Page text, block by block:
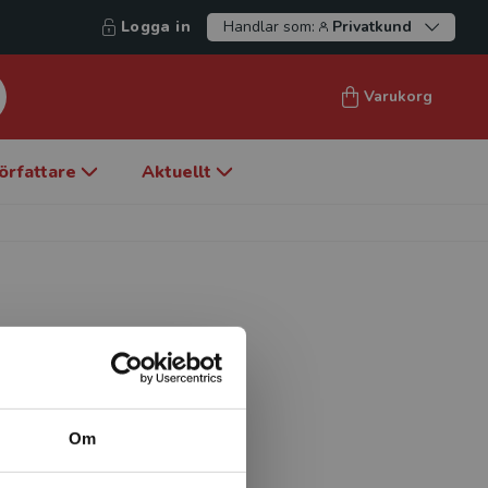
Om
Logga in Handlar som: Privatkund
Varukorg
Aktuellt
med många års